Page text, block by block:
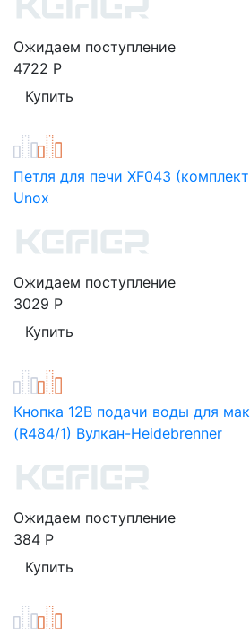
Ожидаем поступление
4722 Р
Петля для печи XF043
Unox
Ожидаем поступление
3029 Р
Кнопка 12В подачи воды для
(R484/1) Вулкан-Heidebrenner
Ожидаем поступление
384 Р